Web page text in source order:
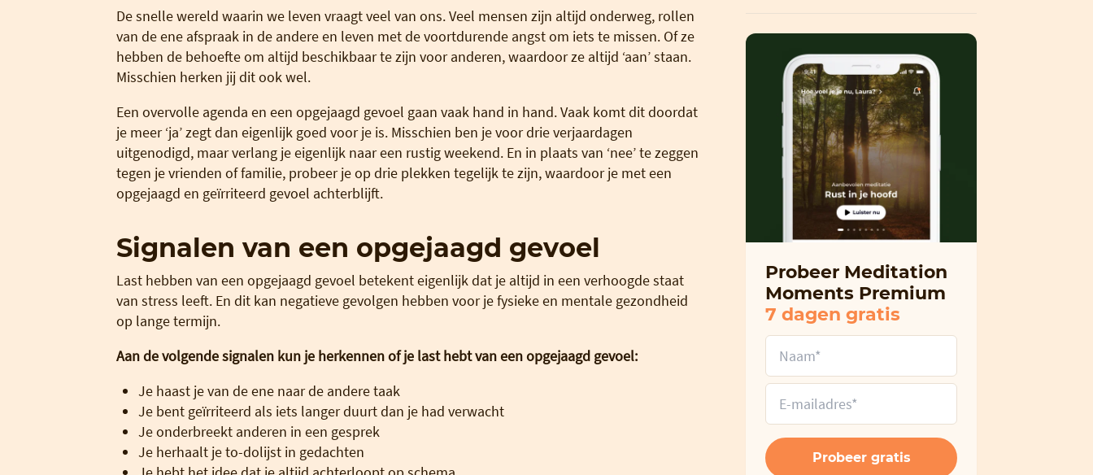
De snelle wereld waarin we leven vraagt veel van ons. Veel mensen zijn altijd onderweg, rollen
van de ene afspraak in de andere en leven met de voortdurende angst om iets te missen. Of ze
hebben de behoefte om altijd beschikbaar te zijn voor anderen, waardoor ze altijd ‘aan’ staan.
Misschien herken jij dit ook wel.
Een overvolle agenda en een opgejaagd gevoel gaan vaak hand in hand. Vaak komt dit doordat
je meer ‘ja’ zegt dan eigenlijk goed voor je is. Misschien ben je voor drie verjaardagen
uitgenodigd, maar verlang je eigenlijk naar een rustig weekend. En in plaats van ‘nee’ te zeggen
tegen je vrienden of familie, probeer je op drie plekken tegelijk te zijn, waardoor je met een
opgejaagd en geïrriteerd gevoel achterblijft.
Signalen van een opgejaagd gevoel
Last hebben van een opgejaagd gevoel betekent eigenlijk dat je altijd in een verhoogde staat
van stress leeft. En dit kan negatieve gevolgen hebben voor je fysieke en mentale gezondheid
op lange termijn.
Aan de volgende signalen kun je herkennen of je last hebt van een opgejaagd gevoel:
Je haast je van de ene naar de andere taak
Je bent geïrriteerd als iets langer duurt dan je had verwacht
Je onderbreekt anderen in een gesprek
Je herhaalt je to-dolijst in gedachten
Probeer Meditation
Moments Premium
7 dagen gratis